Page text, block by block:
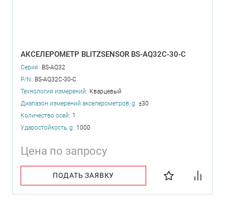
АКСЕЛЕРОМЕТР BLITZSENSOR BS-AQ32C-30-C
Серия: BS-AQ32
P/N: BS-AQ32C-30-C
Технология измерений: Кварцевый
Диапазон измерений акселерометров, g: ±30
Количество осей: 1
Ударостойкость, g: 1000
Цена по запросу
ПОДАТЬ ЗАЯВКУ